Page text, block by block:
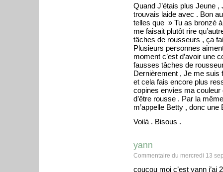
Quand J’étais plus Jeune
trouvais laide avec . Bon
telles que » Tu as bronzé
me faisait plutôt rire
tâches de rousseurs , ça
Plusieurs personnes
moment c’est d’avoir une
fausses tâches de
Dernièrement , Je me suis
et cela fais encore plus
copines envies ma
d’être rousse . Par la
m’appelle Betty , donc
Voilà . Bisous .
yann
Commentaire du mercredi 13
coucou moi c’est yann j’ai